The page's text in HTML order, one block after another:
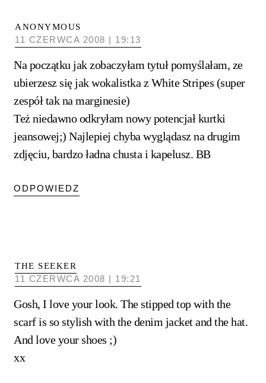
ANONYMOUS
11 CZERWCA 2008 | 19:13
Na początku jak zobaczyłam tytuł pomyślałam, ze
ubierzesz się jak wokalistka z White Stripes (super
zespół tak na marginesie)
Też niedawno odkryłam nowy potencjał kurtki
jeansowej;) Najlepiej chyba wyglądasz na drugim
zdjęciu, bardzo ładna chusta i kapelusz. BB
ODPOWIEDZ
THE SEEKER
11 CZERWCA 2008 | 19:21
Gosh, I love your look. The stipped top with the
scarf is so stylish with the denim jacket and the hat.
And love your shoes ;)
xx